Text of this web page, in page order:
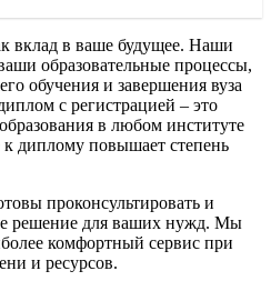
вклад в ваше будущее. Наши
образовательные процессы,
обучения и завершения вуза
с регистрацией – это
в любом институте
диплому повышает степень
проконсультировать и
решение для ваших нужд. Мы
комфортный сервис при
и ресурсов.